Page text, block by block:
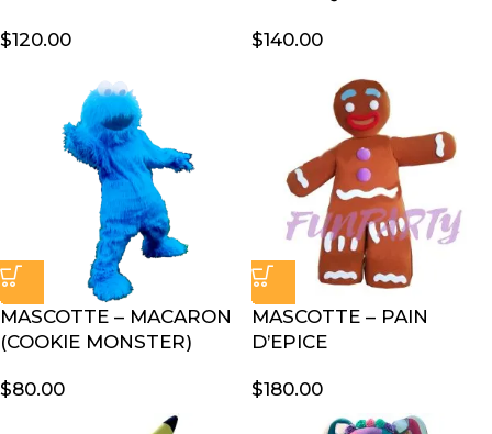
$120.00 $140.00
MASCOTTE – MACARON
(COOKIE MONSTER)
$80.00
MASCOTTE – PAIN
D’EPICE
$180.00